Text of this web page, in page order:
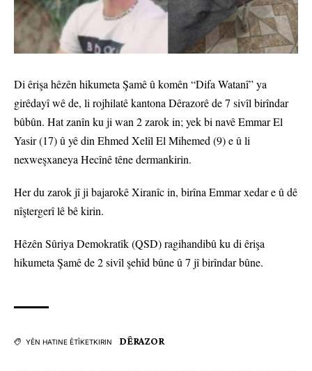
Di êrişa hêzên hikumeta Şamê û komên “Difa Watanî” ya
girêdayî wê de, li rojhilatê kantona Dêrazorê de 7 sivîl birîndar
bûbûn. Hat zanîn ku ji wan 2 zarok in; yek bi navê Emmar El
Yasir (17) û yê din Ehmed Xelîl El Mihemed (9) e û li
nexweşxaneya Hecînê têne dermankirin.
Her du zarok jî ji bajarokê Xiranîc in, birîna Emmar xedar e û dê
nîştergerî lê bê kirin.
Hêzên Sûriya Demokratîk (QSD) ragihandibû ku di êrişa
hikumeta Şamê de 2 sivîl şehîd bûne û 7 jî birîndar bûne.
YÊN HATINE ÊTÎKETKIRIN DÊRAZOR